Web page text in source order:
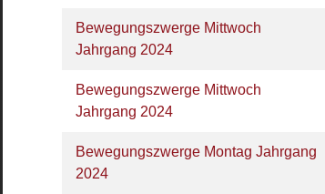
Bewegungszwerge Mittwoch
Jahrgang 2024
Bewegungszwerge Mittwoch
Jahrgang 2024
Bewegungszwerge Montag Jahrgang
2024